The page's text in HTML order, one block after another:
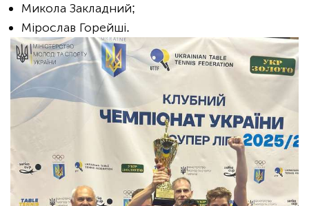
Микола Закладний;
Мірослав Горейші.